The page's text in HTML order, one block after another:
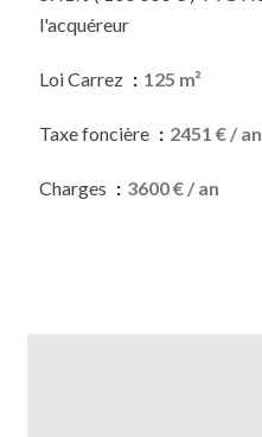
l'acquéreur
Loi Carrez 125 m²
Taxe foncière 2451 € / an
Charges 3600 € / an